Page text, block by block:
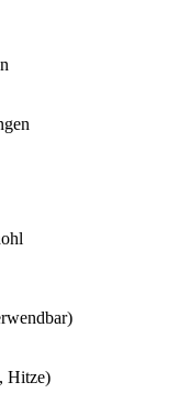
Hitze)